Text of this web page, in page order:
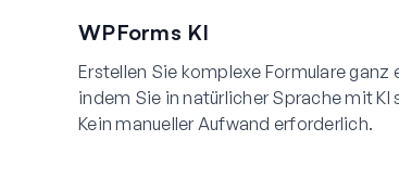
WPForms KI
Erstellen Sie komplexe Formulare ganz
indem Sie in natürlicher Sprache mit KI
Kein manueller Aufwand erforderlich.